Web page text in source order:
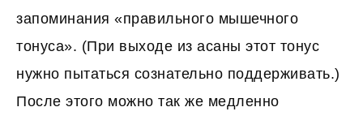
запоминания «правильного мышечного
тонуса». (При выходе из асаны этот тонус
нужно пытаться сознательно поддерживать.)
После этого можно так же медленно